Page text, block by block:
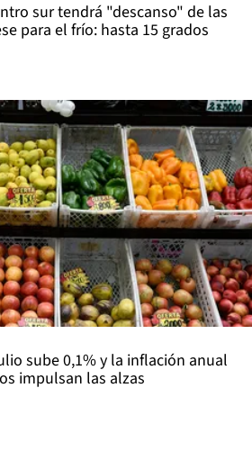
sur tendrá "descanso" de las
para el frío: hasta 15 grados
sube 0,1% y la inflación anual
impulsan las alzas